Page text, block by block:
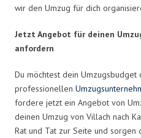
wir den Umzug für dich
Jetzt Angebot für deinen
anfordern
Du möchtest dein
professionellen
fordere jetzt ein Angebot von
deinen Umzug von Villach nach
Rat und Tat zur Seite und sorgen